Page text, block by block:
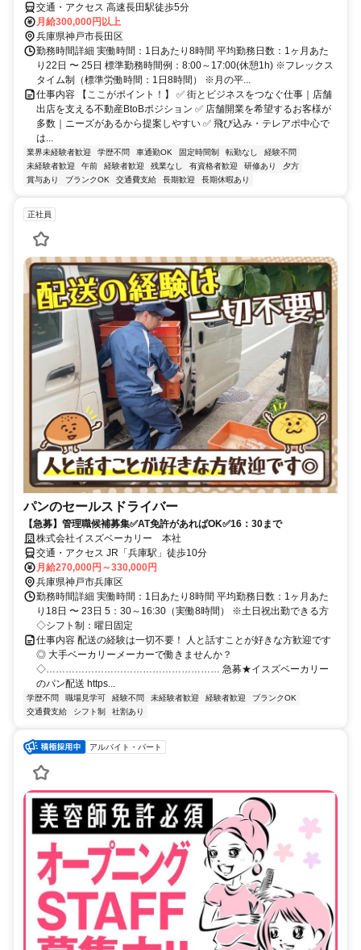
交通・アクセス 高速長田駅徒歩5分
月給300,000円以上
兵庫県神戸市長田区
勤務時間詳細 実働時間：1日あたり8時間 平均勤務日数：1ヶ月あた
り22日 〜 25日 標準勤務時間例：8:00～17:00(休憩1h) ※フレックス
タイム制（標準労働時間：1日8時間） ※月の平...
仕事内容 【ここがポイント！】 ✅ 街とビジネスをつなぐ仕事｜店舗
出店を支える不動産BtoBポジション ✅ 店舗開業を希望するお客様が
多数｜ニーズがあるから提案しやすい ✅ 飛び込み・テレアポ中心で
は...
業界未経験者歓迎 学歴不問 車通勤OK 固定時間制 転勤なし
経験不問
未経験者歓迎
午前 経験者歓迎 残業なし 有資格者歓迎 研修あり
夕方
賞与あり
ブランクOK 交通費支給 長期歓迎 長期休暇あり
正社員
パンのセールスドライバー
【急募】管理職候補募集✅AT免許があればOK✅16：30まで
株式会社イスズベーカリー 本社
交通・アクセス JR「兵庫駅」徒歩10分
月給270,000円～330,000円
兵庫県神戸市兵庫区
勤務時間詳細 実働時間：1日あたり8時間 平均勤務日数：1ヶ月あた
り18日 〜 23日 5：30～16:30（実働8時間） ※土日祝出勤できる方
◇シフト制：曜日固定
仕事内容 配送の経験は一切不要！ 人と話すことが好きな方歓迎です
◎ 大手ベーカリーメーカーで働きませんか？
◇……………………………………………… 急募★イスズベーカリー
のパン配送 https...
学歴不問 職場見学可 経験不問 未経験者歓迎 経験者歓迎
ブランクOK
交通費支給
シフト制 社割あり
アルバイト・パート